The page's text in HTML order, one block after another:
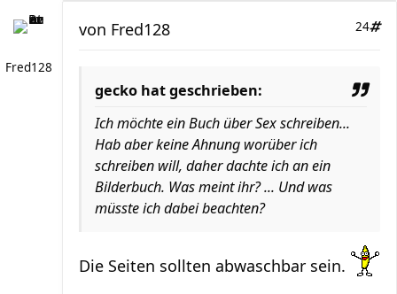
Fred128
24
von Fred128
gecko hat geschrieben:
Ich möchte ein Buch über Sex schreiben...
Hab aber keine Ahnung worüber ich
schreiben will, daher dachte ich an ein
Bilderbuch. Was meint ihr? ... Und was
müsste ich dabei beachten?
Die Seiten sollten abwaschbar sein.